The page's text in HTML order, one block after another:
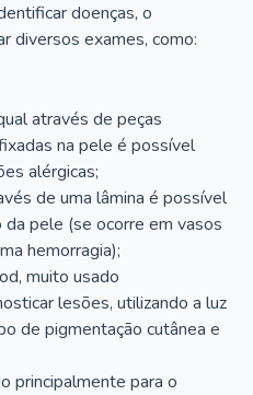
doenças, o
diversos exames, como:
através de peças
na pele é possível
alérgicas;
de uma lâmina é possível
pele (se ocorre em vasos
hemorragia);
muito usado
lesões, utilizando a luz
de pigmentação cutânea e
principalmente para o